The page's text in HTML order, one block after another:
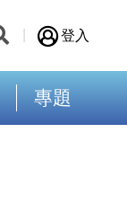
登入
專題